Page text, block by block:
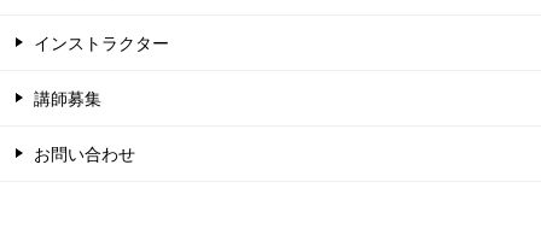
インストラクター
講師募集
お問い合わせ